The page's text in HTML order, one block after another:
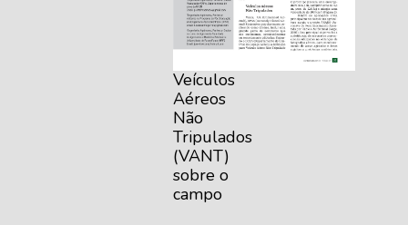
Veículos
Aéreos
Não
Tripulados
(VANT)
sobre o
campo